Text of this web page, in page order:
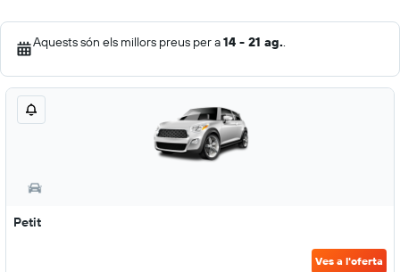
Aquests són els millors preus per a14 - 21 ag..
Petit
Ves a l'oferta